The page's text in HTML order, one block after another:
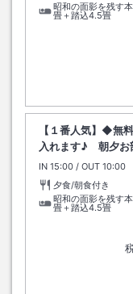
昭和の面影を残す
畳＋踏込4.5畳
【１番人気】◆無
入れます♪ 朝夕お
IN チェックイン
15:00 / OUT チェッ
10:00
夕食/朝食付き
昭和の面影を残す
畳＋踏込4.5畳